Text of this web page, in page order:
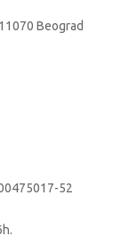
Beograd
52